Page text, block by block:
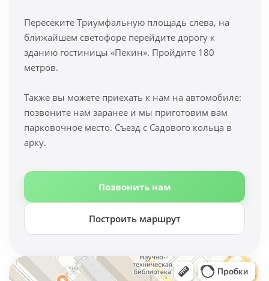
Пересеките Триумфальную площадь слева, на
ближайшем светофоре перейдите дорогу к
зданию гостиницы «Пекин». Пройдите 180
метров.
Также вы можете приехать к нам на автомобиле:
позвоните нам заранее и мы приготовим вам
парковочное место. Съезд с Садового кольца в
арку.
Позвонить нам
Построить маршрут